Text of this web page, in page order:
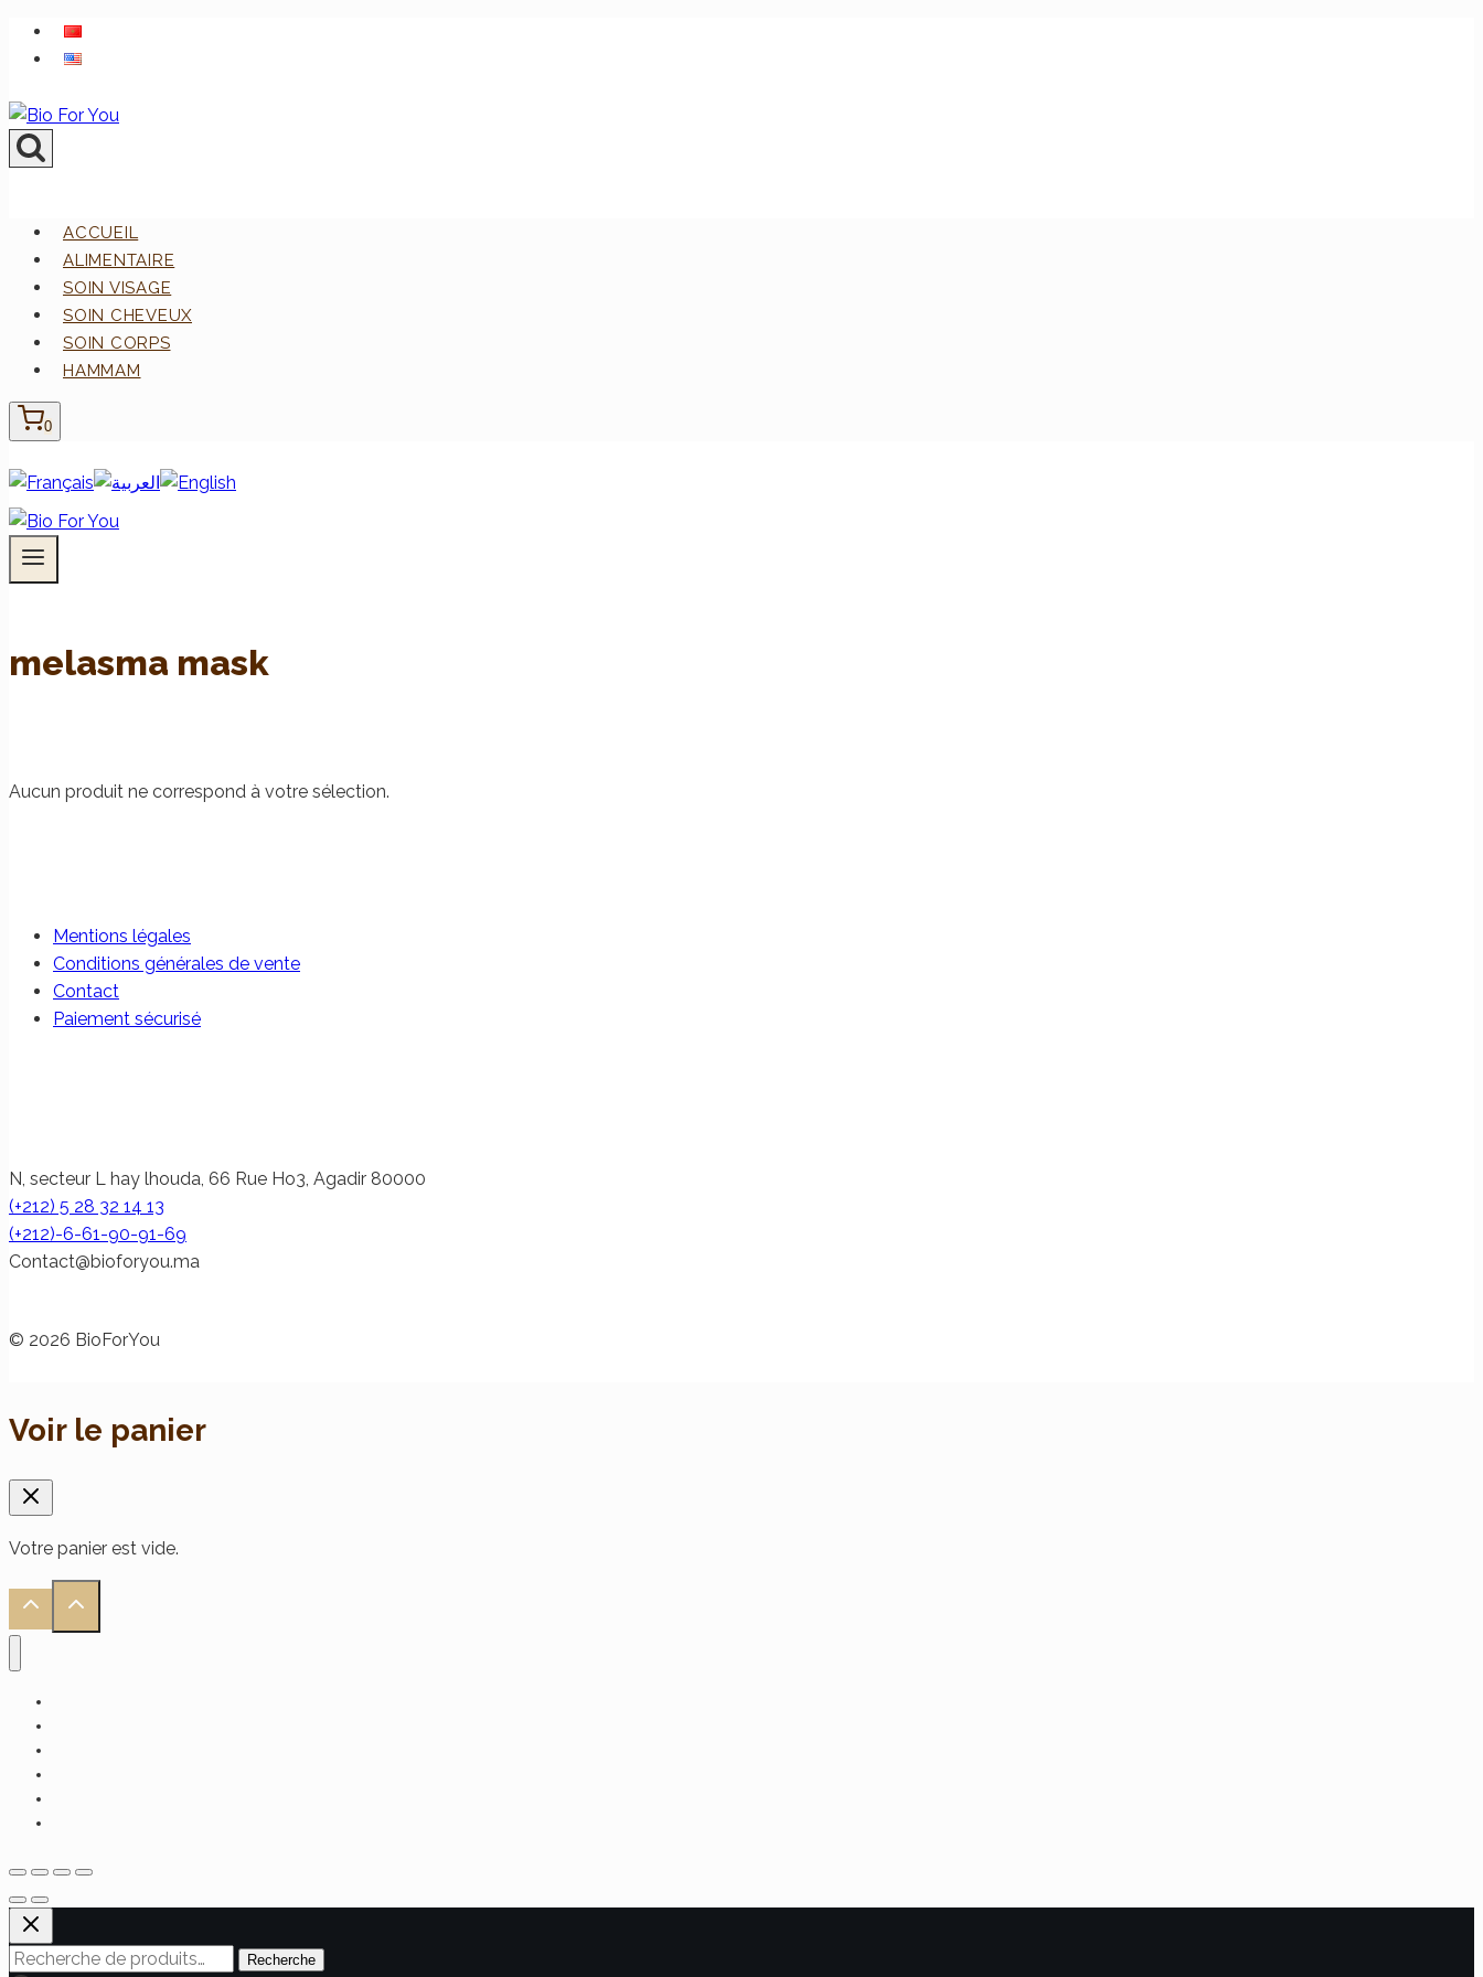
Aller
ACCUEIL
ALIMENTAIRE
SOIN VISAGE
SOIN CHEVEUX
SOIN CORPS
HAMMAM
0
melasma mask
Aucun produit ne correspond à votre sélection.
Mentions légales
Conditions générales de vente
Contact
Paiement sécurisé
N, secteur L hay lhouda, 66 Rue Ho3, Agadir 80000
(+212) 5 28 32 14 13
(+212)-6-61-90-91-69
am.uoyrofoib
@tcatnoC
© 2026 BioForYou
Voir le panier
Votre panier est vide.
Recherche
Recherche